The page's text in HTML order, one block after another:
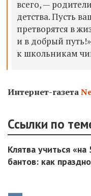
всего, —
детства. Пусть
претворятся в
и в добрый
к школьникам
Интернет-газета
Ссылки по
Клятва учиться
бантов: как